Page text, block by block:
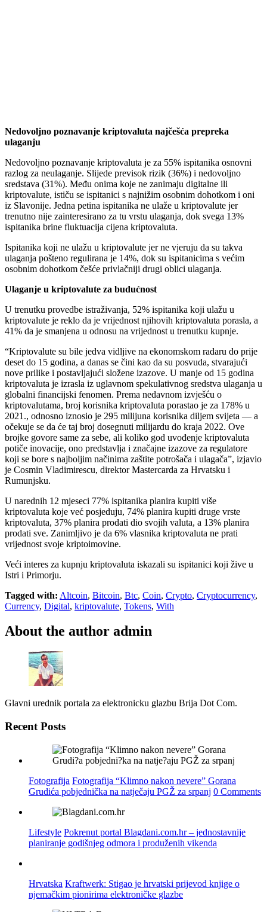
Nedovoljno poznavanje kriptovaluta najčešća prepreka
ulaganju
Nedovoljno poznavanje kriptovaluta je za 55% ispitanika osnovni
razlog za neulaganje. Slijede previsok rizik (36%) i nedovoljno
sredstava (31%). Među onima koje ne zanimaju digitalne ili
kriptovalute, ističu se ispitanici s najnižim osobnim dohotkom i oni
iz Slavonije. Jedna petina ispitanika ne ulaže u kriptovalute jer
trenutno nije zainteresirano za tu vrstu ulaganja, dok svega 13%
ispitanika brine fluktuacija cijena kriptovaluta.
Ispitanika koji ne ulažu u kriptovalute jer ne vjeruju da su takva
ulaganja pošteno regulirana je 14%, dok su ispitanicima s većim
osobnim dohotkom češće privlačniji drugi oblici ulaganja.
Ulaganje u kriptovalute za budućnost
U trenutku provedbe istraživanja, 52% ispitanika koji ulažu u
kriptovalute je reklo da je vrijednost njihovih kriptovaluta porasla, a
41% da je smanjena u odnosu na vrijednost u trenutku kupnje.
“Kriptovalute su bile jedva vidljive na ekonomskom radaru do prije
deset do 15 godina, a danas se čini kao da su posvuda, stvarajući
nove prilike i postavljajući složene izazove. U manje od 15 godina
kriptovaluta je izrasla iz uglavnom spekulativnog sredstva ulaganja u
globalni financijski fenomen. Prema nedavnom izvješću o
kriptovalutama, broj korisnika kriptovaluta porastao je za 178% u
2021., odnosno iznosio je 295 milijuna korisnika diljem svijeta — a
očekuje se da će taj broj dosegnuti milijardu do kraja 2022. Ove
brojke govore same za sebe, ali koliko god uvođenje kriptovaluta
potiče inovacije, ono predstavlja i značajne izazove za regulatore
koji se bore s najboljim načinima zaštite potrošača i ulagača”, izjavio
je Cosmin Vladimirescu, direktor Mastercarda za Hrvatsku i
Rumunjsku.
U narednih 12 mjeseci 77% ispitanika planira kupiti više
kriptovaluta koje već posjeduju, 74% planira kupiti druge vrste
kriptovaluta, 37% planira prodati dio svojih valuta, a 13% planira
prodati sve. Zanimljivo je da 6% vlasnika kriptovaluta ne prati
vrijednost svoje kriptoimovine.
Veći interes za kupnju kriptovaluta iskazali su ispitanici koji žive u
Istri i Primorju.
Tagged with: Altcoin, Bitcoin, Btc, Coin, Crypto, Cryptocurrency,
Currency, Digital, kriptovalute, Tokens, With
About the author admin
Glavni urednik portala za elektronicku glazbu Brija Dot Com.
Recent Posts
Fotografija Fotografija “Klimno nakon nevere” Gorana
Grudića pobjednička na natječaju PGŽ za srpanj 0 Comments
Lifestyle Pokrenut portal Blagdani.com.hr – jednostavnije
planiranje godišnjeg odmora i produženih vikenda
Hrvatska Kraftwerk: Stigao je hrvatski prijevod knjige o
njemačkim pionirima elektroničke glazbe